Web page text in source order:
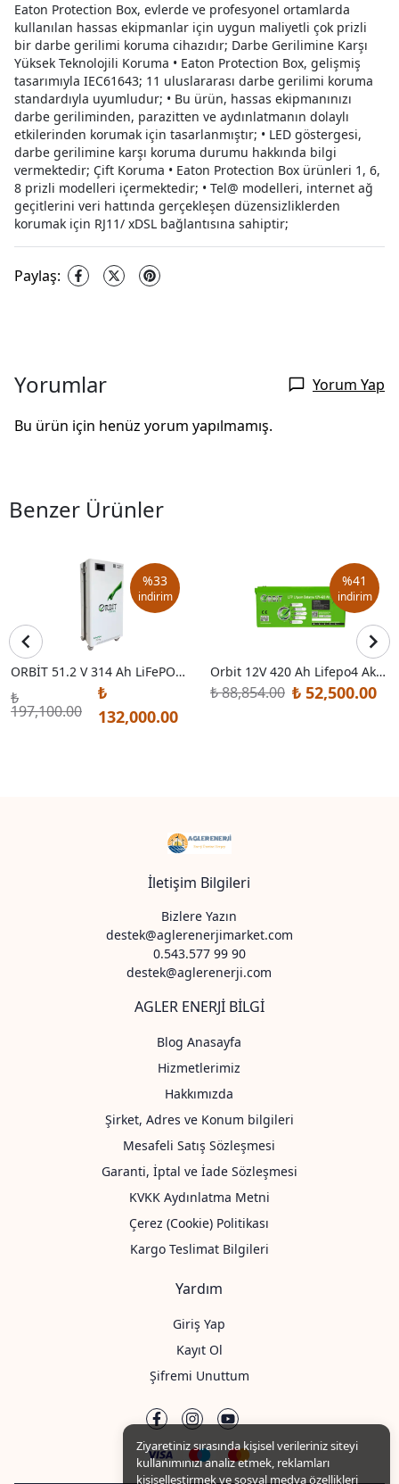
Ziyaretiniz sırasında kişisel verileriniz siteyi
kullanımınızı analiz etmek, reklamları
kişiselleştirmek ve sosyal medya özellikleri
Eaton Protection Box, evlerde ve profesyonel ortamlarda
kullanılan hassas ekipmanlar için uygun maliyetli çok prizli
bir darbe gerilimi koruma cihazıdır; Darbe Gerilimine Karşı
Yüksek Teknolojili Koruma • Eaton Protection Box, gelişmiş
tasarımıyla IEC61643; 11 uluslararası darbe gerilimi koruma
standardıyla uyumludur; • Bu ürün, hassas ekipmanınızı
darbe geriliminden, parazitten ve aydınlatmanın dolaylı
etkilerinden korumak için tasarlanmıştır; • LED göstergesi,
darbe gerilimine karşı koruma durumu hakkında bilgi
vermektedir; Çift Koruma • Eaton Protection Box ürünleri 1, 6,
8 prizli modelleri içermektedir; • Tel@ modelleri, internet ağ
geçitlerini veri hattında gerçekleşen düzensizliklerden
korumak için RJ11/ xDSL bağlantısına sahiptir;
Paylaş:
Yorumlar Yorum Yap
Bu ürün için henüz yorum yapılmamış.
Benzer Ürünler
%33
indirim
ORBİT 51.2 V 314 Ah LiFePO4 Akü-Low Voltage-Metal Kasa
₺
197,100.00
₺
132,000.00
%41
indirim
Orbit 12V 420 Ah Lifepo4 Akü-Abs Kasa
₺ 88,854.00 ₺ 52,500.00
AGLER ENERJİ BİLGİ
Blog Anasayfa
Hizmetlerimiz
Hakkımızda
Şirket, Adres ve Konum bilgileri
Mesafeli Satış Sözleşmesi
Garanti, İptal ve İade Sözleşmesi
KVKK Aydınlatma Metni
Çerez (Cookie) Politikası
Kargo Teslimat Bilgileri
İletişim Bilgileri
Bizlere Yazın
destek@aglerenerjimarket.com
0.543.577 99 90
destek@aglerenerji.com
Yardım
Giriş Yap
Kayıt Ol
Şifremi Unuttum